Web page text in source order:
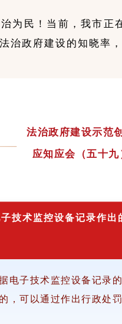
为民！当前，我市正
治政府建设的知晓率
法治政府建设示范
应知应会（五十九
技术监控设备记录作
电子技术监控设备记录
，可以通过作出行政处